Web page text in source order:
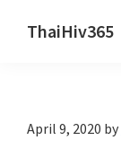
ThaiHiv365
behind.
April 9, 2020 by